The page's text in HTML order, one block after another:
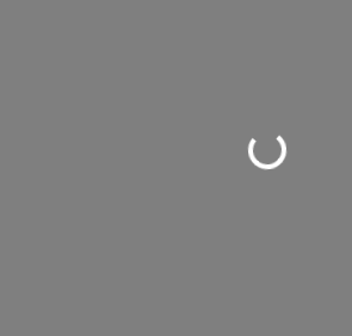
Loading...